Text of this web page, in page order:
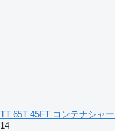
TT 65T 45FT コンテナシャ
14